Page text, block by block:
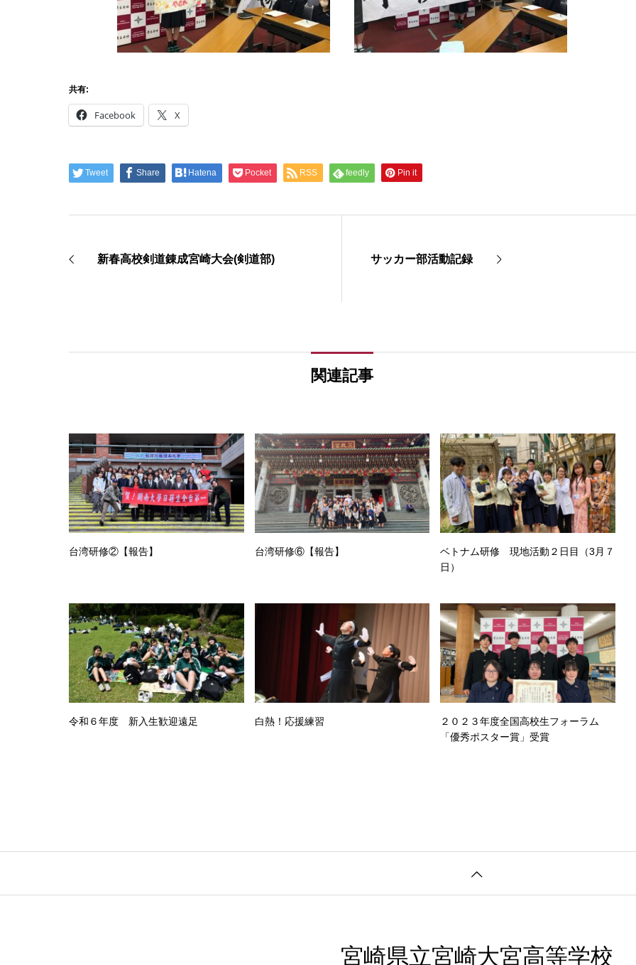
共有:
Facebook X
Tweet Share Hatena Pocket RSS feedly Pin it
新春高校剣道錬成宮崎大会(剣道部) サッカー部活動記録
関連記事
台湾研修②【報告】 台湾研修⑥【報告】
ベトナム研修 現地活動２日目（3月７
日）
令和６年度 新入生歓迎遠足 白熱！応援練習
２０２３年度全国高校生フォーラム
「優秀ポスター賞」受賞
宮崎県立宮崎大宮高等学校